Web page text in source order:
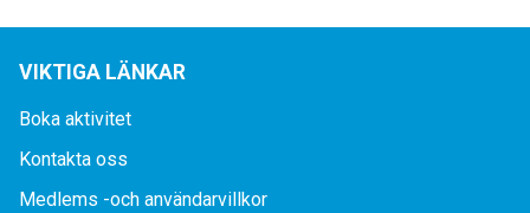
VIKTIGA LÄNKAR
Boka aktivitet
Kontakta oss
Medlems -och användarvillkor